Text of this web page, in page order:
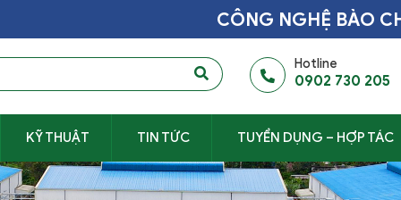
CÔNG NGHỆ BÀO CHẾ
Hotline
0902 730 205
KỸ THUẬT TIN TỨC TUYỂN DỤNG – HỢP TÁC